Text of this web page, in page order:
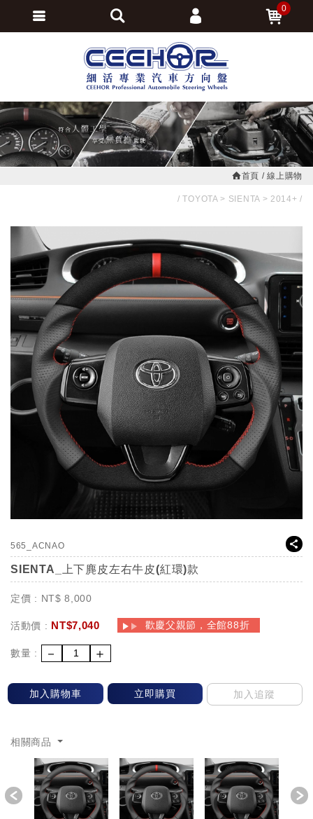
首頁 線上購物
TOYOTA SIENTA 2014+
565_ACNAO
SIENTA_上下麂皮左右牛皮(紅環)款
定價 : NT$ 8,000
活動價 : NT$7,040 歡慶父親節，全館88折
數量 : － ＋
加入購物車 立即購買 加入追蹤
相關商品
Previous
0
會員登入
會員註冊
訂單查詢
追蹤清單
繁體中文